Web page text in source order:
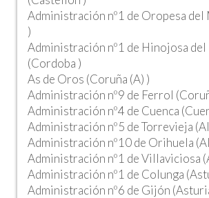
Administración nº1 de Oropesa
)
Administración nº1 de Hinojosa del
(Cordoba )
As de Oros (Coruña (A) )
Administración nº9 de Ferrol
Administración nº4 de Cuenca
Administración nº5 de Torrevieja
Administración nº10 de Orihuela
Administración nº1 de Villaviciosa
Administración nº1 de Colunga
Administración nº6 de Gijón